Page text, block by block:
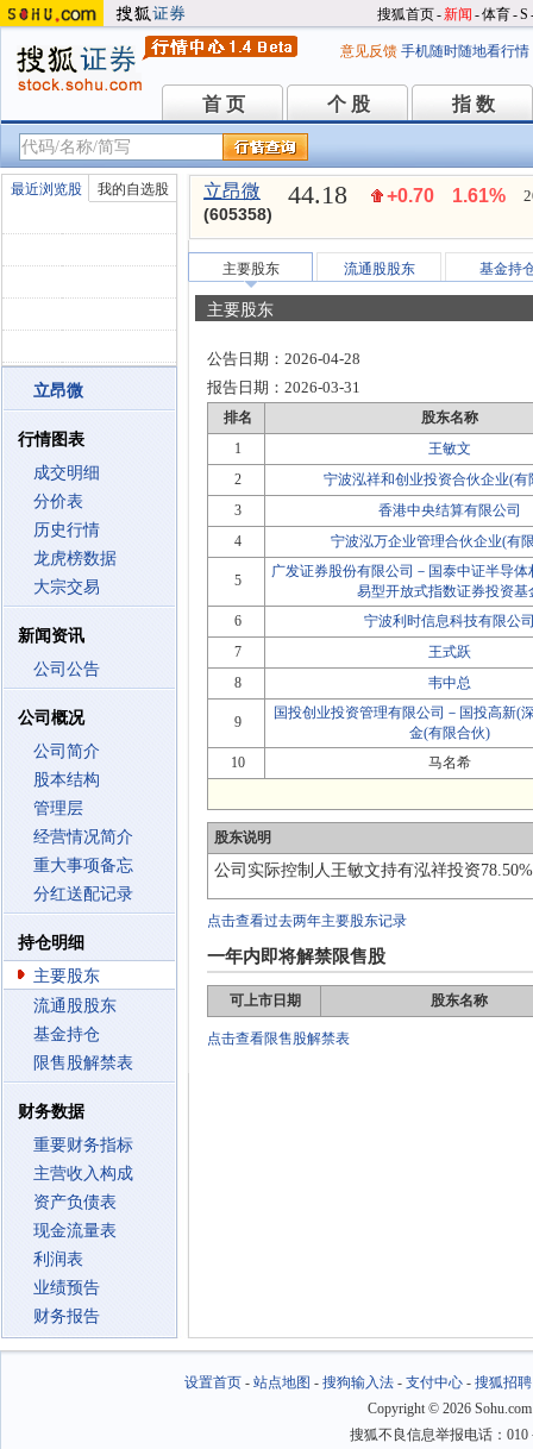
搜狐首页-新闻 -体育-S
意见反馈 手机随时随地看行情
首 页
首 页 个 股
个 股 指 数
指 数
最近浏览股 我的自选股
立昂微
行情图表
成交明细
分价表
历史行情
龙虎榜数据
大宗交易
新闻资讯
公司公告
公司概况
公司简介
股本结构
管理层
经营情况简介
重大事项备忘
分红送配记录
持仓明细
主要股东
流通股股东
基金持仓
限售股解禁表
财务数据
重要财务指标
主营收入构成
资产负债表
现金流量表
利润表
业绩预告
财务报告
立昂微
(605358)
44.18 +0.70 1.61%
主要股东 流通股股东 基金持
主要股东
公告日期： 2026-04-28
报告日期： 2026-03-31
排名
股东名称
1
王敏文
2
宁波泓祥和创业投资合伙企业(有
3
香港中央结算有限公司
4
宁波泓万企业管理合伙企业(有
5
广发证券股份有限公司－国泰中证半导
易型开放式指数证券投资基
6
宁波利时信息科技有限公
7
王式跃
8
韦中总
9
国投创业投资管理有限公司－国投高新(
金(有限合伙)
10
马名希
股东说明
公司实际控制人王敏文持有泓祥投资
点击查看过去两年主要股东记录
一年内即将解禁限售股
可上市日期 股东名称
点击查看限售股解禁表
设置首页- 站点地图 - 搜狗输入法- 支付中心- 搜狐招聘
Copyright © 2026
搜狐不良信息举报电话：010